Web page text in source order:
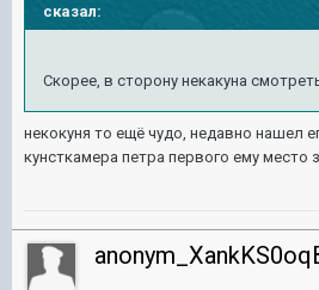
сказал:
Скорее, в сторону некакуна
некокуня то ещё чудо, недавно нашел
кунсткамера петра первого ему место